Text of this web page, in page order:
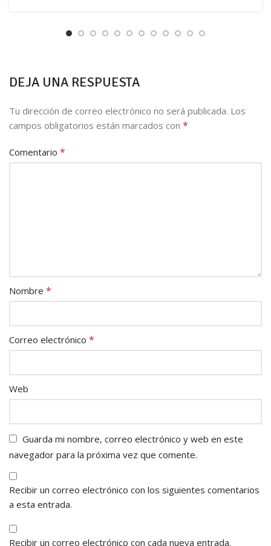
DEJA UNA RESPUESTA
Tu dirección de correo electrónico no será publicada. Los
campos obligatorios están marcados con *
Comentario *
Nombre *
Correo electrónico *
Web
Guarda mi nombre, correo electrónico y web en este
navegador para la próxima vez que comente.
Recibir un correo electrónico con los siguientes comentarios
a esta entrada.
Recibir un correo electrónico con cada nueva entrada.